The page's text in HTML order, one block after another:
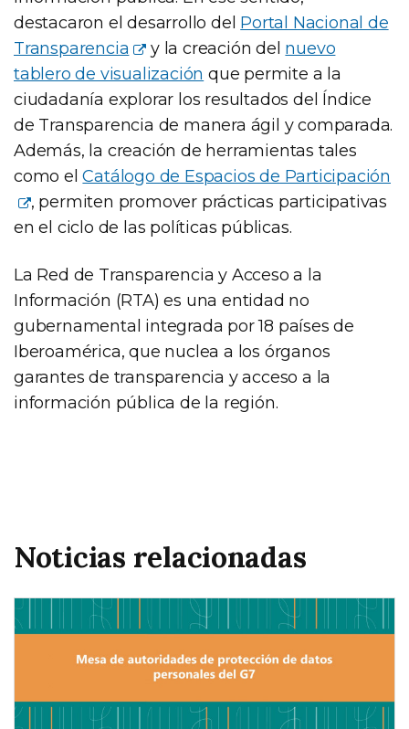
destacaron el desarrollo del Portal Nacional de
Transparencia
y la creación del nuevo
tablero de visualización que permite a la
ciudadanía explorar los resultados del Índice
de Transparencia de manera ágil y comparada.
Además, la creación de herramientas tales
como elCatálogo de Espacios de Participación
, permiten promover prácticas participativas
en el ciclo de las políticas públicas.
La Red de Transparencia y Acceso a la
Información (RTA) es una entidad no
gubernamental integrada por 18 países de
Iberoamérica, que nuclea a los órganos
garantes de transparencia y acceso a la
información pública de la región.
Noticias relacionadas